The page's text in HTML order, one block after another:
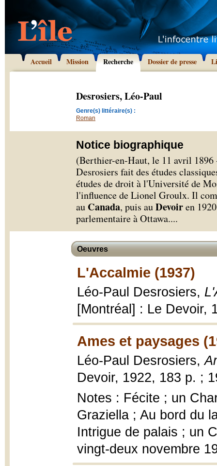
Accueil Mission Recherche Dossier de presse
Desrosiers, Léo-Paul
Genre(s) littéraire(s) :
Roman
Notice biographique
(Berthier-en-Haut, le 11 avril
Desrosiers fait des études
études de droit à l'Université de
l'influence de Lionel Groulx. Il
au Canada, puis auDevoiren
parlementaire à Ottawa....
Oeuvres
L'Accalmie (1937)
Léo-Paul Desrosiers,
[Montréal] : Le Devoir,
Ames et paysages
Léo-Paul Desrosiers,
Devoir, 1922, 183 p. ;
Notes : Fécite ; un
Graziella ; Au bord du
Intrigue de palais ; un
vingt-deux novembre